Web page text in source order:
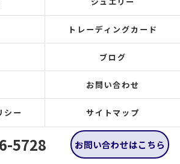
5728 お問い合わせはこちら
トレーディングカード
ブログ
お問い合わせ
シー サイトマップ
ら買取大吉 福山多治米店 ALL RIGHTS RESERVED.